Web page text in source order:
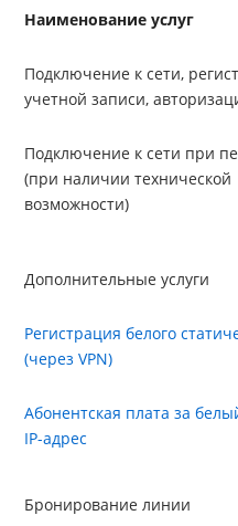
Наименование услуг
Подключение к сети,
учетной записи,
Подключение к сети при
(при наличии технической
возможности)
Дополнительные услуги
Регистрация белого
(через VPN)
Абонентская плата за
IP-адрес
Бронирование линии